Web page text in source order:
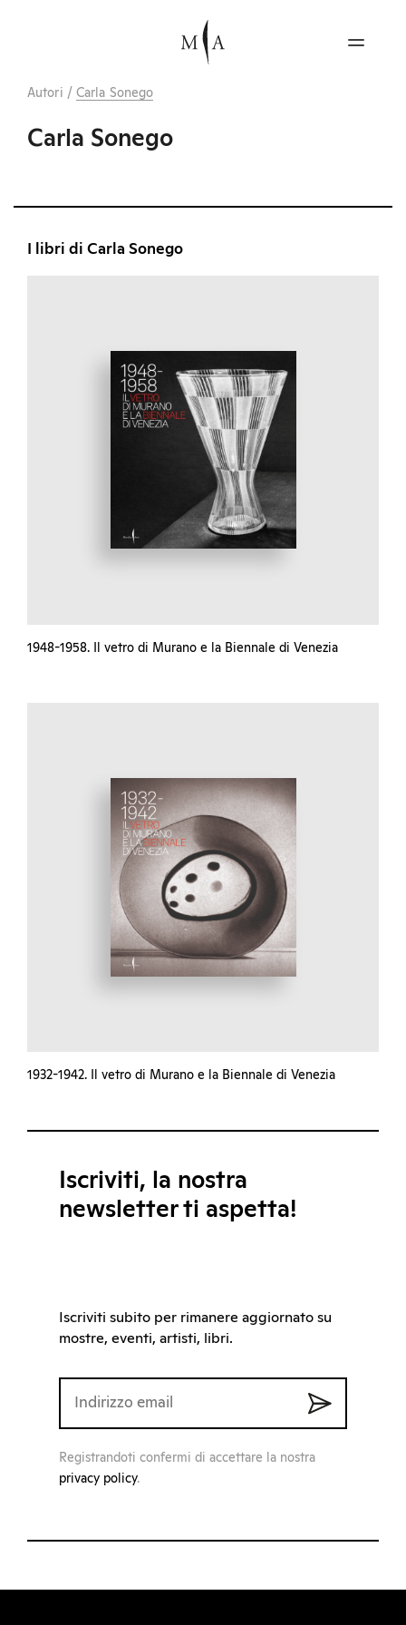
Autori / Carla Sonego
Carla Sonego
I libri di Carla Sonego
1948-1958. Il vetro di Murano e la Biennale di Venezia
1932-1942. Il vetro di Murano e la Biennale di Venezia
Iscriviti, la nostra
newsletter ti aspetta!
Iscriviti subito per rimanere aggiornato su
mostre, eventi, artisti, libri.
Registrandoti confermi di accettare la nostra
privacy policy.